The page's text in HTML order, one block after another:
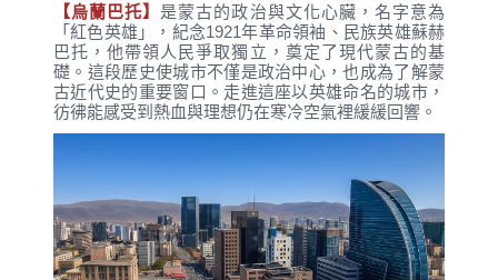
【烏蘭巴托】 是蒙古的政治與文化心臟，名字意為
「紅色英雄」，紀念1921年革命領袖、民族英雄蘇赫
巴托，他帶領人民爭取獨立，奠定了現代蒙古的基
礎。這段歷史使城市不僅是政治中心，也成為了解蒙
古近代史的重要窗口。走進這座以英雄命名的城市，
彷彿能感受到熱血與理想仍在寒冷空氣裡緩緩回響。